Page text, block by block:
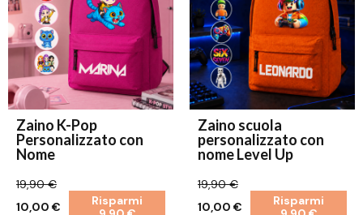
Zaino K-Pop
Personalizzato con
Nome
19,90 €
10,00 €
Risparmi
Zaino scuola
personalizzato con
nome Level Up
19,90 €
10,00 €
Risparmi